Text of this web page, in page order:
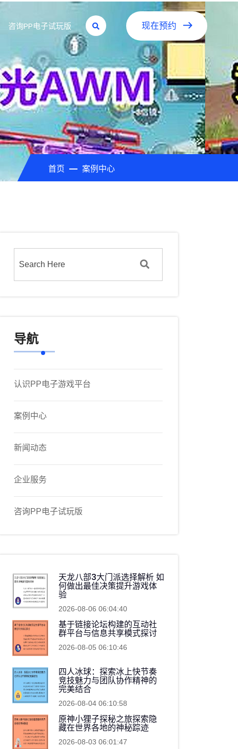
咨询PP电子试玩版 现在预约
首页 案例中心
导航
认识PP电子游戏平台
案例中心
新闻动态
企业服务
咨询PP电子试玩版
天龙八部3大门派选择解析 如
何做出最佳决策提升游戏体
验
2026-08-06 06:04:40
基于链接论坛构建的互动社
群平台与信息共享模式探讨
2026-08-05 06:10:46
四人冰球：探索冰上快节奏
竞技魅力与团队协作精神的
完美结合
2026-08-04 06:10:58
原神小狸子探秘之旅探索隐
藏在世界各地的神秘踪迹
2026-08-03 06:01:47